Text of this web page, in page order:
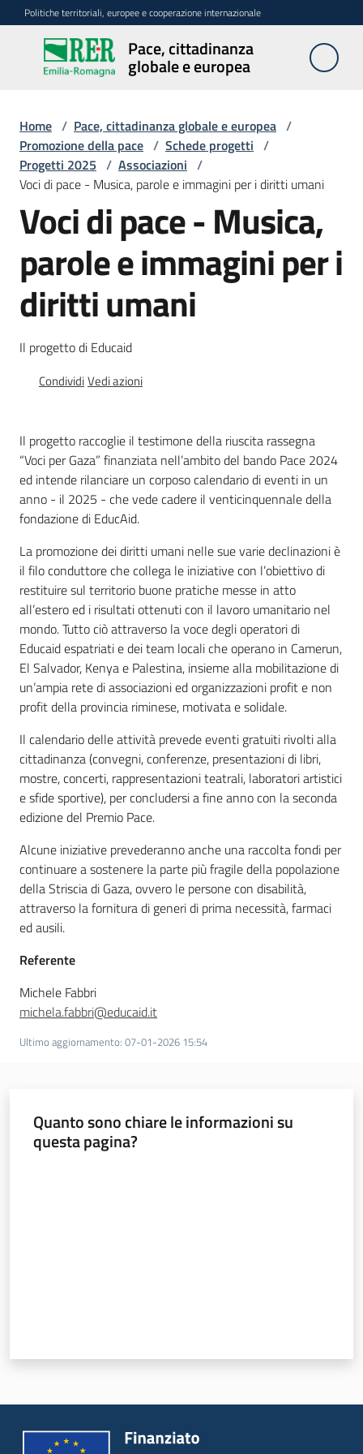
Vai al contenuto
Vai alla navigazione
Vai al footer
Politiche territoriali, europee e cooperazione internazionale
Pace, cittadinanza
globale e europea
Pace,
cittadinanza
europea
Attività
Promozione
pace
Menu selezionato
Cittadinanza
Educazione
globale
Politiche
territoriali,
europee e
cooperazione
internazionale
Argomenti
Novità
Servizi
Leggi Atti Bandi
Piani Programmi Progetti
Home / Pace, cittadinanza globale e europea /
Promozione della pace / Schede progetti /
Progetti 2025 / Associazioni /
Voci di pace - Musica, parole e immagini per i diritti umani
Voci di pace - Musica,
parole e immagini per i
diritti umani
Il progetto di Educaid
CondividiVedi azioni
Il progetto raccoglie il testimone della riuscita rassegna
“Voci per Gaza” finanziata nell’ambito del bando Pace 2024
ed intende rilanciare un corposo calendario di eventi in un
anno - il 2025 - che vede cadere il venticinquennale della
fondazione di EducAid.
La promozione dei diritti umani nelle sue varie declinazioni è
il filo conduttore che collega le iniziative con l’obiettivo di
restituire sul territorio buone pratiche messe in atto
all’estero ed i risultati ottenuti con il lavoro umanitario nel
mondo. Tutto ciò attraverso la voce degli operatori di
Educaid espatriati e dei team locali che operano in Camerun,
El Salvador, Kenya e Palestina, insieme alla mobilitazione di
un’ampia rete di associazioni ed organizzazioni profit e non
profit della provincia riminese, motivata e solidale.
Il calendario delle attività prevede eventi gratuiti rivolti alla
cittadinanza (convegni, conferenze, presentazioni di libri,
mostre, concerti, rappresentazioni teatrali, laboratori artistici
e sfide sportive), per concludersi a fine anno con la seconda
edizione del Premio Pace.
Alcune iniziative prevederanno anche una raccolta fondi per
continuare a sostenere la parte più fragile della popolazione
della Striscia di Gaza, ovvero le persone con disabilità,
attraverso la fornitura di generi di prima necessità, farmaci
ed ausili.
Referente
Michele Fabbri
michela.fabbri@educaid.it
Ultimo aggiornamento: 07-01-2026 15:54
Quanto sono chiare le informazioni su
questa pagina?